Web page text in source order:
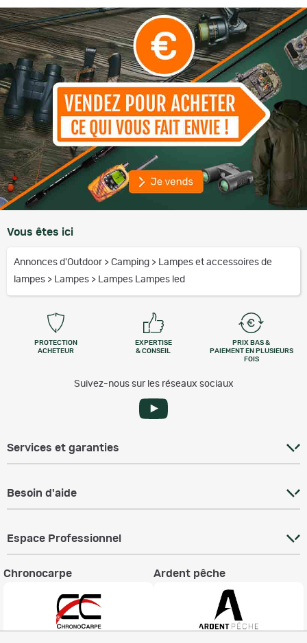
Vous êtes ici
Annonces d'Outdoor > Camping > Lampes et accessoires de
lampes > Lampes > Lampes Lampes led
PROTECTION
ACHETEUR
EXPERTISE
& CONSEIL
PRIX BAS &
PAIEMENT EN PLUSIEURS
FOIS
Suivez-nous sur les réseaux sociaux
Services et garanties
Besoin d'aide
Espace Professionnel
Chronocarpe Ardent pêche